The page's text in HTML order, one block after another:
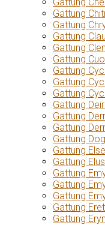
Gattung
Gattung
Gattung
Gattung
Gattung
Gattung
Gattung
Gattung
Gattung
Gattung
Gattung
Gattung
Gattung
Gattung
Gattung
Gattung
Gattung
Gattung
Gattung